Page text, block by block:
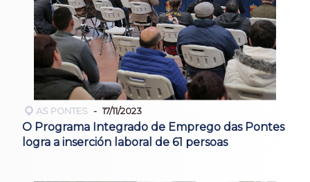
AS PONTES 17/11/2023
O Programa Integrado de Emprego das Pontes
logra a inserción laboral de 61 persoas